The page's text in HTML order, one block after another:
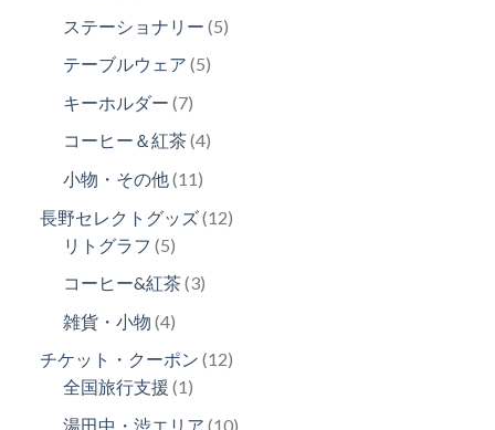
品
商
品
の
商
品
ステーショナリー 55
テーブルウェア 55
商
キーホルダー 77
個
の
商
品
コーヒー＆紅茶 44
商
小物・その他 1111
個
の
品
長野セレクトグッズ 1212
リトグラフ 55
個
の
商
品
コーヒー&紅茶 33
商
雑貨・小物 44
個
の
商
チケット・クーポン 1212
全国旅行支援 11
湯田中・渋エリア 1010